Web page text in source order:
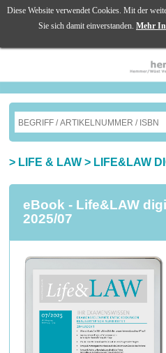
☰ MENU
> LIFE & LAW > LIFE&LAW
eBook - Life&LAW
2025/07
Diese Website verwendet Cookies. Mit der
Sie sich damit einverstanden. Mehr